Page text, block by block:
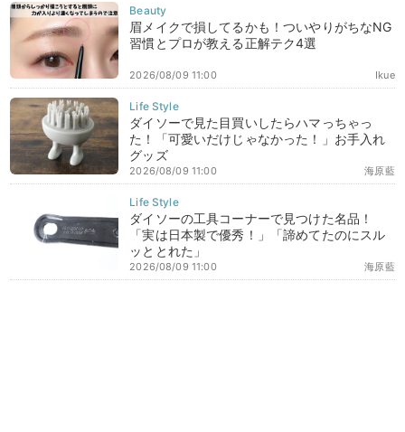
眉メイクで損してるかも！ついやりがちなNG
習慣とプロが教える正解テク4選
Ikue
2026/08/09 11:00
ダイソーで見た目買いしたらハマっちゃっ
た！「可愛いだけじゃなかった！」お手入れ
グッズ
海原藍
2026/08/09 11:00
ダイソーの工具コーナーで見つけた名品！
「実は日本製で優秀！」「諦めてたのにスル
ッととれた」
海原藍
2026/08/09 11:00